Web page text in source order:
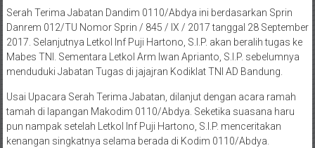
Serah Terima Jabatan Dandim 0110/Abdya ini berdasarkan Sprin
Danrem 012/TU Nomor Sprin / 845 / IX / 2017 tanggal 28 September
2017. Selanjutnya Letkol Inf Puji Hartono, S.I.P. akan beralih tugas ke
Mabes TNI. Sementara Letkol Arm Iwan Aprianto, S.I.P. sebelumnya
menduduki Jabatan Tugas di jajajran Kodiklat TNI AD Bandung.
Usai Upacara Serah Terima Jabatan, dilanjut dengan acara ramah
tamah di lapangan Makodim 0110/Abdya. Seketika suasana haru
pun nampak setelah Letkol Inf Puji Hartono, S.I.P. menceritakan
kenangan singkatnya selama berada di Kodim 0110/Abdya.